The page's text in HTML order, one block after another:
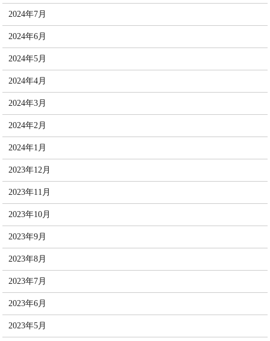
2024年7月
2024年6月
2024年5月
2024年4月
2024年3月
2024年2月
2024年1月
2023年12月
2023年11月
2023年10月
2023年9月
2023年8月
2023年7月
2023年6月
2023年5月